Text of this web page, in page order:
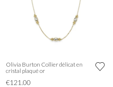
Olivia Burton Collier délicat en
cristal plaqué or
€121.00